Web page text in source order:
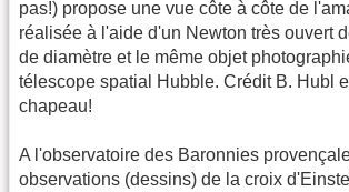
pas!) propose une vue côte à côte de
réalisée à l'aide d'un Newton très ouvert
de diamètre et le même objet
télescope spatial Hubble. Crédit B. Hubl
chapeau!
A l'observatoire des Baronnies
observations (dessins) de la croix